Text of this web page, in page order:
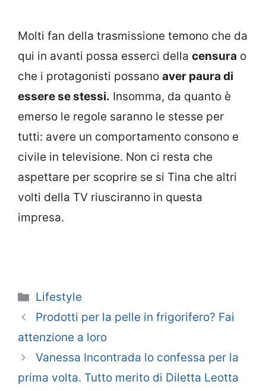
Molti fan della trasmissione temono che da
qui in avanti possa esserci della censura o
che i protagonisti possano aver paura di
essere se stessi. Insomma, da quanto è
emerso le regole saranno le stesse per
tutti: avere un comportamento consono e
civile in televisione. Non ci resta che
aspettare per scoprire se si Tina che altri
volti della TV riusciranno in questa
impresa.
Categorie
Lifestyle
Prodotti per la pelle in frigorifero? Fai
attenzione a loro
Vanessa Incontrada lo confessa per la
prima volta. Tutto merito di Diletta Leotta